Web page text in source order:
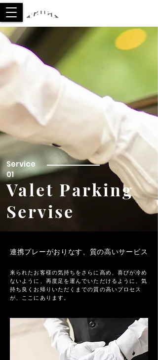
​Service
01
Valet Parking
Servise
連携プレーがおりなす、質の高いサービス
来られたお客様の気持ちをさらに高め、喜びが冷め
ないように、再度足を運んでいただけるように、気
持ち良くお帰りいただくまでの質の高いプロセス
が、ここにあります。